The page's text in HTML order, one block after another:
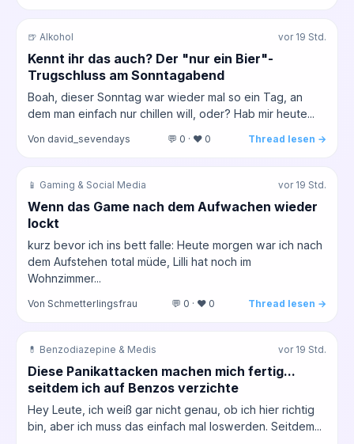
🍺 Alkohol vor 19 Std.
Kennt ihr das auch? Der "nur ein Bier"-
Trugschluss am Sonntagabend
Boah, dieser Sonntag war wieder mal so ein Tag, an
dem man einfach nur chillen will, oder? Hab mir heute...
Von david_sevendays 💬 0 · ❤️ 0 Thread lesen →
📱 Gaming & Social Media vor 19 Std.
Wenn das Game nach dem Aufwachen wieder
lockt
kurz bevor ich ins bett falle: Heute morgen war ich nach
dem Aufstehen total müde, Lilli hat noch im
Wohnzimmer...
Von Schmetterlingsfrau 💬 0 · ❤️ 0 Thread lesen →
💊 Benzodiazepine & Medis vor 19 Std.
Diese Panikattacken machen mich fertig...
seitdem ich auf Benzos verzichte
Hey Leute, ich weiß gar nicht genau, ob ich hier richtig
bin, aber ich muss das einfach mal loswerden. Seitdem...